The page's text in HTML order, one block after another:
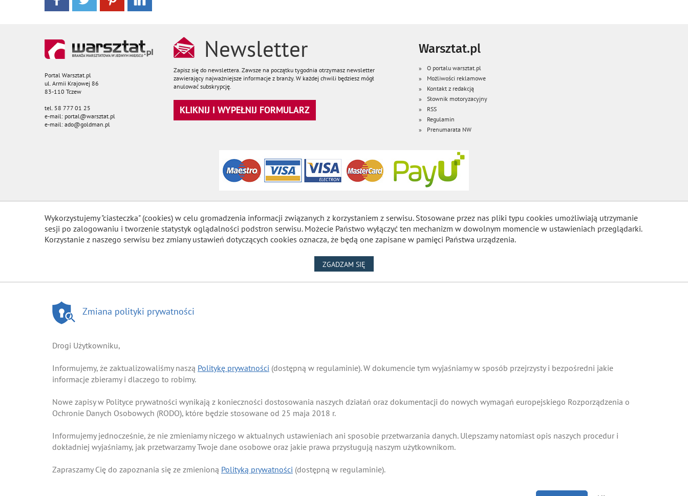
Portal Warsztat.pl
ul. Armii Krajowej 86
83-110 Tczew
tel. 58 777 01 25
e-mail: portal@warsztat.pl
e-mail: ado@goldman.pl
Newsletter
Zapisz się do newslettera. Zawsze na początku tygodnia otrzymasz newsletter
zawierający najważniejsze informacje z branży. W każdej chwili będziesz mógł
anulować subskrypcję.
KLIKNIJ I WYPEŁNIJ FORMULARZ
Warsztat.pl
O portalu warsztat.pl
Możliwości reklamowe
Kontakt z redakcją
Słownik motoryzacyjny
RSS
Regulamin
Prenumarata NW
Wykorzystujemy "ciasteczka" (cookies) w celu gromadzenia informacji związanych z korzystaniem z serwisu. Stosowane przez nas pliki typu cookies umożliwiają utrzymanie
sesji po zalogowaniu i tworzenie statystyk oglądalności podstron serwisu. Możecie Państwo wyłączyć ten mechanizm w dowolnym momencie w ustawieniach przeglądarki.
Korzystanie z naszego serwisu bez zmiany ustawień dotyczących cookies oznacza, że będą one zapisane w pamięci Państwa urządzenia.
ZGADZAM SIĘ
Zmiana polityki prywatności
Drogi Użytkowniku,
Informujemy, że zaktualizowaliśmy naszą Politykę prywatności (dostępną w regulaminie). W dokumencie tym wyjaśniamy w sposób przejrzysty i bezpośredni jakie
informacje zbieramy i dlaczego to robimy.
Nowe zapisy w Polityce prywatności wynikają z konieczności dostosowania naszych działań oraz dokumentacji do nowych wymagań europejskiego Rozporządzenia o
Ochronie Danych Osobowych (RODO), które będzie stosowane od 25 maja 2018 r.
Informujemy jednocześnie, że nie zmieniamy niczego w aktualnych ustawieniach ani sposobie przetwarzania danych. Ulepszamy natomiast opis naszych procedur i
dokładniej wyjaśniamy, jak przetwarzamy Twoje dane osobowe oraz jakie prawa przysługują naszym użytkownikom.
Zapraszamy Cię do zapoznania się ze zmienioną Polityką prywatności (dostępną w regulaminie).